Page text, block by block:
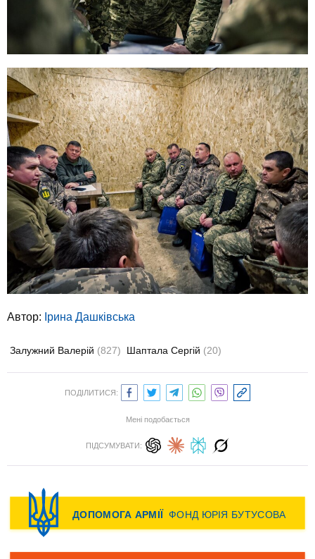
Автор: Ірина Дашківська
Залужний Валерій (827) Шаптала Сергій (20)
ПОДІЛИТИСЯ:
Мені подобається
ПІДСУМУВАТИ: